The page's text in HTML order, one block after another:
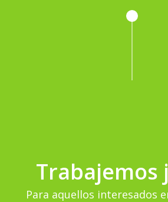
Trabajemos
Para aquellos interesados